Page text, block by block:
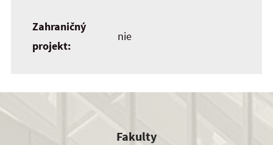
Zahraničný
projekt:
nie
Fakulty